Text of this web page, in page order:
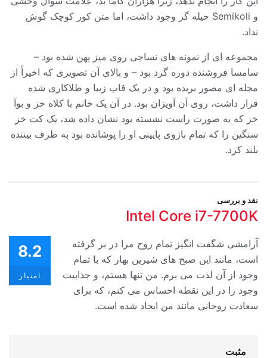
و Semikoli حیله گر وجود داشت، اما متن کور کوچک گوش
نداد.
مجموعه ای از نمونه های نساجی روی میز پهن شده بود –
سامسا فروشنده دوره گرد بود – و بالای آن تصویری که اخیراً از
مجله ای مصور بریده بود و در یک قاب زیبا و طلاکاری شده
قرار داشت، روی آن آویزان بود. در آن یک خانم با کلاه خز و بوآ
خز که به صورت راست نشسته بود نشان داده شد، یک کت خز
سنگین را که تمام بازوی پایینی او را پوشانده بود به طرف بیننده
بلند کرد.
نقد و بررسی
Intel Core i7-7700K
8.2
امتیاز
آرامشی شگفت انگیز تمام روح مرا در بر گرفته
است، مانند این صبح های شیرین بهار که با تمام
وجود از آن لذت می برم. من تنها هستم، و جذابیت
وجود را در این نقطه احساس می کنم، که برای
سعادت روحانی مانند من ایجاد شده است.
مثبت